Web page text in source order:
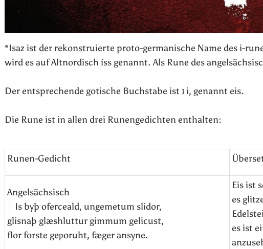
*Isaz ist der rekonstruierte proto-germanische Name des i-
wird es auf Altnordisch íss genannt. Als Rune des
Der entsprechende gotische Buchstabe ist 𐌹 i, genannt eis.
Die Rune ist in allen drei Runengedichten enthalten:
Runen-Gedicht
Angelsächsisch
ᛁ Is byþ oferceald, ungemetum slidor,
glisnaþ glæshluttur gimmum gelicust,
flor forste geƿoruht, fæger ansyne.
Eis ist
es
es ist